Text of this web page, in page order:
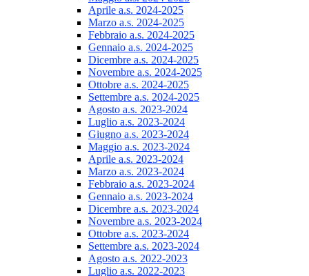
Aprile a.s. 2024-2025
Marzo a.s. 2024-2025
Febbraio a.s. 2024-2025
Gennaio a.s. 2024-2025
Dicembre a.s. 2024-2025
Novembre a.s. 2024-2025
Ottobre a.s. 2024-2025
Settembre a.s. 2024-2025
Agosto a.s. 2023-2024
Luglio a.s. 2023-2024
Giugno a.s. 2023-2024
Maggio a.s. 2023-2024
Aprile a.s. 2023-2024
Marzo a.s. 2023-2024
Febbraio a.s. 2023-2024
Gennaio a.s. 2023-2024
Dicembre a.s. 2023-2024
Novembre a.s. 2023-2024
Ottobre a.s. 2023-2024
Settembre a.s. 2023-2024
Agosto a.s. 2022-2023
Luglio a.s. 2022-2023